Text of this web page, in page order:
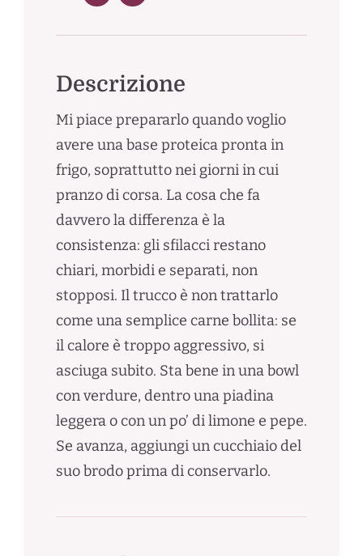
Descrizione
Mi piace prepararlo quando voglio
avere una base proteica pronta in
frigo, soprattutto nei giorni in cui
pranzo di corsa. La cosa che fa
davvero la differenza è la
consistenza: gli sfilacci restano
chiari, morbidi e separati, non
stopposi. Il trucco è non trattarlo
come una semplice carne bollita: se
il calore è troppo aggressivo, si
asciuga subito. Sta bene in una bowl
con verdure, dentro una piadina
leggera o con un po’ di limone e pepe.
Se avanza, aggiungi un cucchiaio del
suo brodo prima di conservarlo.